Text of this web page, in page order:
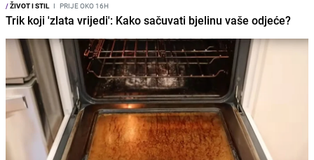
/ŽIVOT I STIL I PRIJE OKO 16H
Trik koji 'zlata vrijedi': Kako sačuvati bjelinu vaše odjeće?